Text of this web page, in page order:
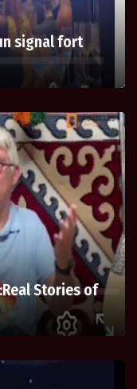
signal fort
Stories of